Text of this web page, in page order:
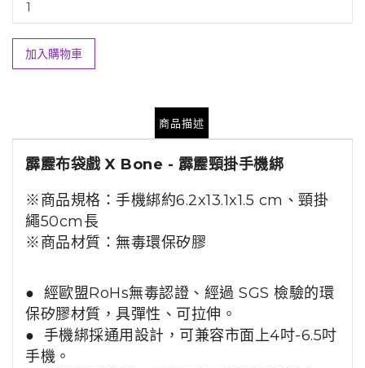
加入購物車
商品描述
霹靂布袋戲 X Bone - 霹靂頸掛手機綁
※商品規格： 手機綁約6.2x13.1x1.5 cm、 頸掛
繩50cm長
※商品材質：無毒環保矽膠
● 經歐盟RoHs無毒認證 、 經過 SGS 檢驗的環
保矽膠材質 ， 具彈性、可拉伸。
● 手機綁採通用設計，可兼容市面上4吋-6.5吋
手機。